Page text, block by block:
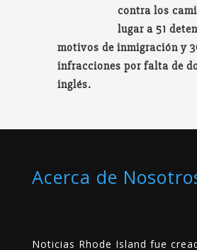
contra los
lugar a 51
motivos de inmigración y
infracciones por falta de
inglés.
Acerca de
Noticias Rhode Island fue